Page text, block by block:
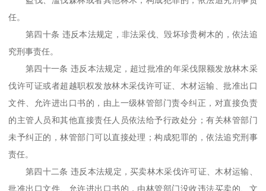
任。
第四十条 违反本法规定，非法采伐、毁坏珍贵树木的，依法追
究刑事责任。
第四十一条 违反本法规定，超过批准的年采伐限额发放林木采
伐许可证或者超越职权发放林木采伐许可证、木材运输、批准出口
文件、允许进出口书的，由上一级林管部门责令纠正，对直接负责
的主管人员和其他直接责任人员依法给予行政处分；有关林管部门
未予纠正的，林管部门可以直接处理；构成犯罪的，依法追究刑事
责任。
第四十二条 违反本法规定，买卖林木采伐许可证、木材运输、
批准出口文件、允许进出口书的，由林管部门没收违法买卖的、文